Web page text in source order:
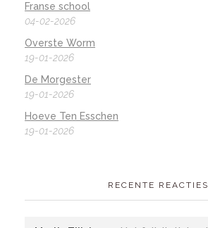
Franse school
04-02-2026
Overste Worm
19-01-2026
De Morgester
19-01-2026
Hoeve Ten Esschen
19-01-2026
RECENTE REACTIES